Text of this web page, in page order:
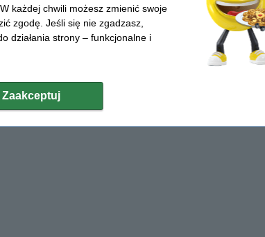
5
każdej chwili możesz zmienić swoje
zgodę. Jeśli się nie zgadzasz,
działania strony – funkcjonalne i
Zaakceptuj